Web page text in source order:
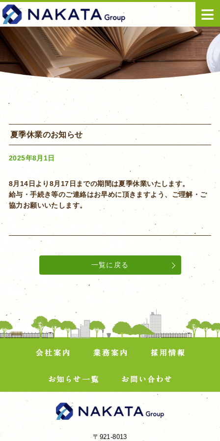
≡
夏季休業のお知らせ
2025年8月1日
8月14日より8月17日までの期間は夏季休業いたします。
給与・手続き等のご連絡はお早めに頂きますよう、ご理解・ご
協力お願いいたします。
一覧に戻る
〒921-8013